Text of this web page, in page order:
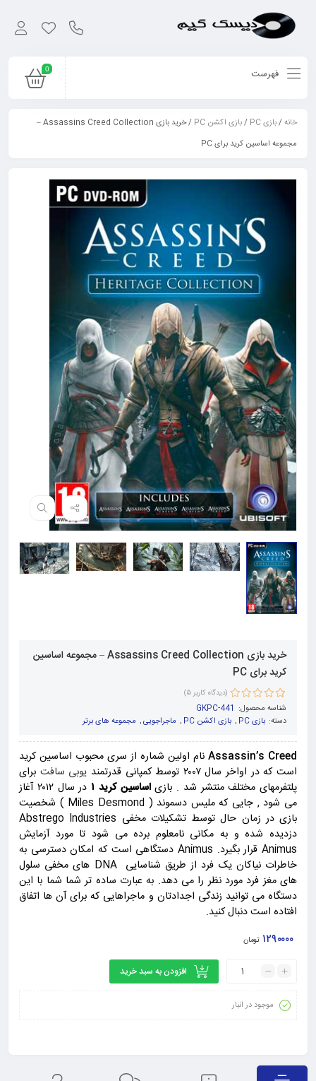
0 فهرست
خانه/بازی PC /بازی اکشن PC
/ خرید بازی Assassins Creed Collection –
مجموعه اساسین کرید برای PC
خرید بازی Assassins Creed Collection – مجموعه اساسین
کرید برای PC
امتیاز5.00از
2
مشتری
(دیدگاه کاربر 5
)
شناسه محصول: GKPC-441
دسته: بازی PC , بازی اکشن PC , ماجراجویی, مجموعه های برتر
Assassin’s Creed نام اولین شماره از سری محبوب اساسین کرید
است که در اواخر سال ۲۰۰۷ توسط کمپانی قدرتمند
یوبی سافت برای
پلتفرمهای مختلف منتشر شد . بازیاساسین کرید ۱
در سال ۲۰۱۲ آغاز
می شود , جایی که ملیس دسموند ( Miles Desmond ) شخصیت
بازی در زمان حال توسط تشکیلات مخفی Abstrego Industries
دزدیده شده و به مکانی نامعلوم برده می شود تا مورد آزمایش
Animus قرار بگیرد. Animus دستگاهی است که امکان دسترسی به
خاطرات نیاکان یک فرد از طریق شناسایی DNA های مخفی سلول
های مغز فرد مورد نظر را می دهد. به عبارت ساده تر شما شما با این
دستگاه می توانید زندگی اجدادتان و ماجراهایی که برای آن ها اتفاق
افتاده است دنبال کنید.
۱۲۹۰۰۰۰ تومان
افزودن به سبد خرید
موجود در انبار